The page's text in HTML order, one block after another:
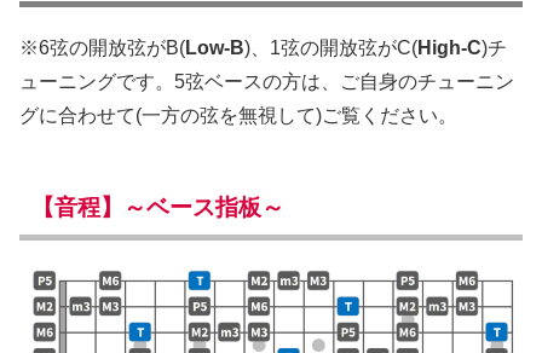
※6弦の開放弦がB(Low-B)、1弦の開放弦がC(High-C)チ
ューニングです。5弦ベースの方は、ご自身のチューニン
グに合わせて(一方の弦を無視して)ご覧ください。
【音程】～ベース指板～